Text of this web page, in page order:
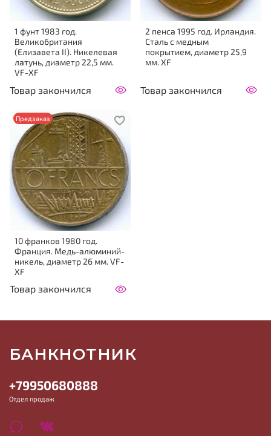
1 фунт 1983 год.
Великобритания
(Елизавета II). Никелевая
латунь, диаметр 22,5 мм.
VF-XF
Товар закончился
2 пенса 1995 год. Ирландия.
Сталь с медным
покрытием, диаметр 25,9
мм. XF
Товар закончился
Предзаказ
10 франков 1980 год.
Франция. Медь-алюминий-
никель, диаметр 26 мм. VF-
XF
Товар закончился
+79950680888
Отдел продаж
БАНКНОТНИК